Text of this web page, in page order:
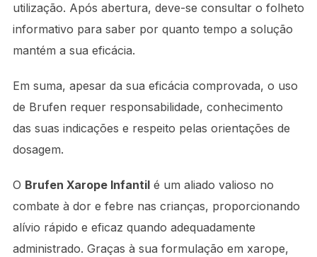
utilização. Após abertura, deve-se consultar o folheto
informativo para saber por quanto tempo a solução
mantém a sua eficácia.
Em suma, apesar da sua eficácia comprovada, o uso
de Brufen requer responsabilidade, conhecimento
das suas indicações e respeito pelas orientações de
dosagem.
O Brufen Xarope Infantilé um aliado valioso no
combate à dor e febre nas crianças, proporcionando
alívio rápido e eficaz quando adequadamente
administrado. Graças à sua formulação em xarope,